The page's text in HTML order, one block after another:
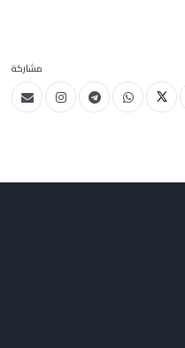
مشاركة